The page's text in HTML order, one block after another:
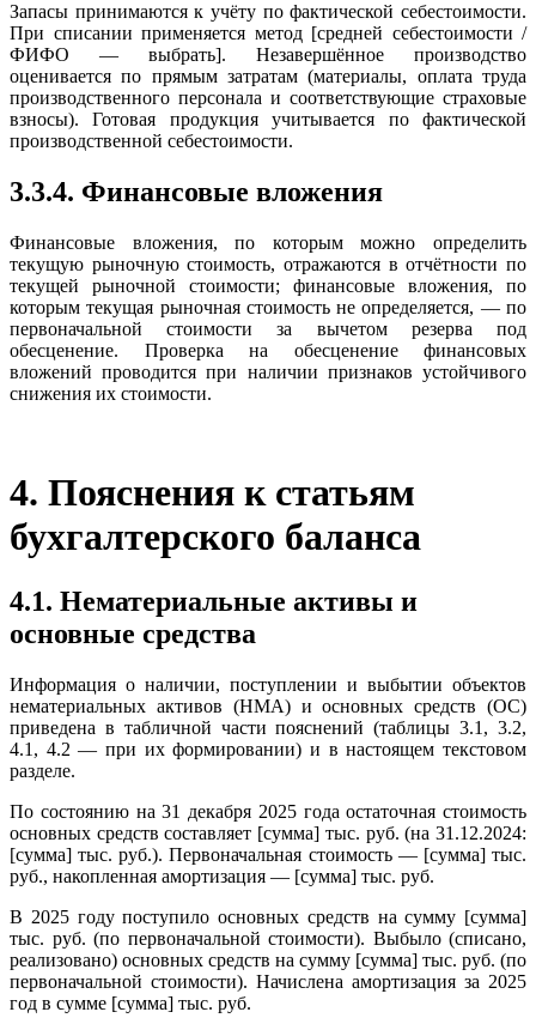
Запасы принимаются к учёту по фактической себестоимости.
При списании применяется метод [средней себестоимости /
ФИФО — выбрать]. Незавершённое производство
оценивается по прямым затратам (материалы, оплата труда
производственного персонала и соответствующие страховые
взносы). Готовая продукция учитывается по фактической
производственной себестоимости.
3.3.4. Финансовые вложения
Финансовые вложения, по которым можно определить
текущую рыночную стоимость, отражаются в отчётности по
текущей рыночной стоимости; финансовые вложения, по
которым текущая рыночная стоимость не определяется, — по
первоначальной стоимости за вычетом резерва под
обесценение. Проверка на обесценение финансовых
вложений проводится при наличии признаков устойчивого
снижения их стоимости.
4. Пояснения к статьям
бухгалтерского баланса
4.1. Нематериальные активы и
основные средства
Информация о наличии, поступлении и выбытии объектов
нематериальных активов (НМА) и основных средств (ОС)
приведена в табличной части пояснений (таблицы 3.1, 3.2,
4.1, 4.2 — при их формировании) и в настоящем текстовом
разделе.
По состоянию на 31 декабря 2025 года остаточная стоимость
основных средств составляет [сумма] тыс. руб. (на 31.12.2024:
[сумма] тыс. руб.). Первоначальная стоимость — [сумма] тыс.
руб., накопленная амортизация — [сумма] тыс. руб.
В 2025 году поступило основных средств на сумму [сумма]
тыс. руб. (по первоначальной стоимости). Выбыло (списано,
реализовано) основных средств на сумму [сумма] тыс. руб. (по
первоначальной стоимости). Начислена амортизация за 2025
год в сумме [сумма] тыс. руб.